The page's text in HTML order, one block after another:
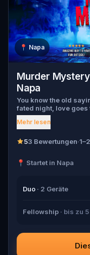
📍 Napa
Murder
Napa
You know the old
fated night, love
and Walter Bridges .
found dead during a
Walter, the obsessed
suspects, and
Mehr lesen
53 Bewertungen·
📍 Startet in Napa
Duo · 2 Geräte
Fellowship · bis zu 5